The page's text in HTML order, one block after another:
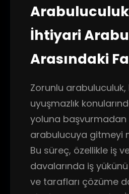
İhtiyari
Arasındaki
Zorunlu arabuluculuk,
uyuşmazlık
yoluna başvurmadan
arabulucuya gitmeyi
Bu süreç, özellikle iş
davalarında iş
ve tarafları çözüme